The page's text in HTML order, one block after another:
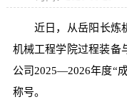
近日，从岳阳长炼
机械工程学院过程装备
公司2025—2026年度“
称号。